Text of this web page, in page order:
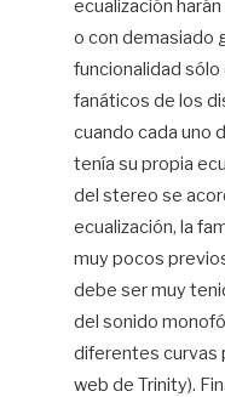
ecualización
o con demasiado
funcionalidad
fanáticos de los
cuando cada uno
tenía su propia
del stereo se
ecualización, la
muy pocos
debe ser muy
del sonido
diferentes curvas
web de Trinity).